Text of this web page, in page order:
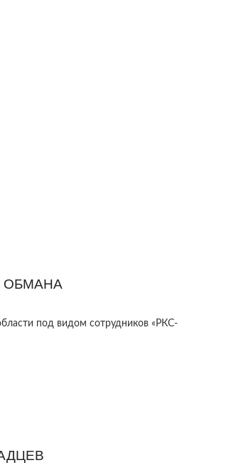
под видом сотрудников «РКС-